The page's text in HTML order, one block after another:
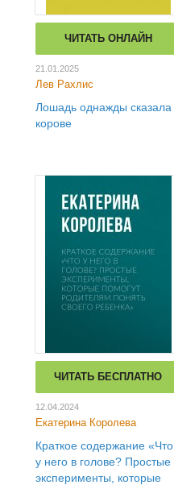
ЧИТАТЬ ОНЛАЙН
21.01.2025
Лев Рахлис
Лошадь однажды сказала
корове
ЧИТАТЬ БЕСПЛАТНО
12.04.2024
Екатерина Королева
Краткое содержание «Что
у него в голове? Простые
эксперименты, которые